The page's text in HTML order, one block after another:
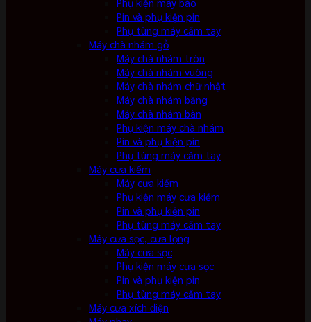
Phụ kiện máy bào
Pin và phụ kiện pin
Phụ tùng máy cầm tay
Máy chà nhám gỗ
Máy chà nhám tròn
Máy chà nhám vuông
Máy chà nhám chữ nhật
Máy chà nhám băng
Máy chà nhám bàn
Phụ kiện máy chà nhám
Pin và phụ kiện pin
Phụ tùng máy cầm tay
Máy cưa kiếm
Máy cưa kiếm
Phụ kiện máy cưa kiếm
Pin và phụ kiện pin
Phụ tùng máy cầm tay
Máy cưa sọc, cưa lọng
Máy cưa sọc
Phụ kiện máy cưa sọc
Pin và phụ kiện pin
Phụ tùng máy cầm tay
Máy cưa xích điện